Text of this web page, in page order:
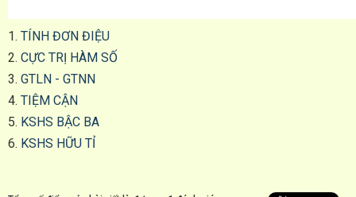
1. TÍNH ĐƠN ĐIỆU
2. CỰC TRỊ HÀM SỐ
3. GTLN - GTNN
4. TIỆM CẬN
5. KSHS BẬC BA
6. KSHS HỮU TỈ